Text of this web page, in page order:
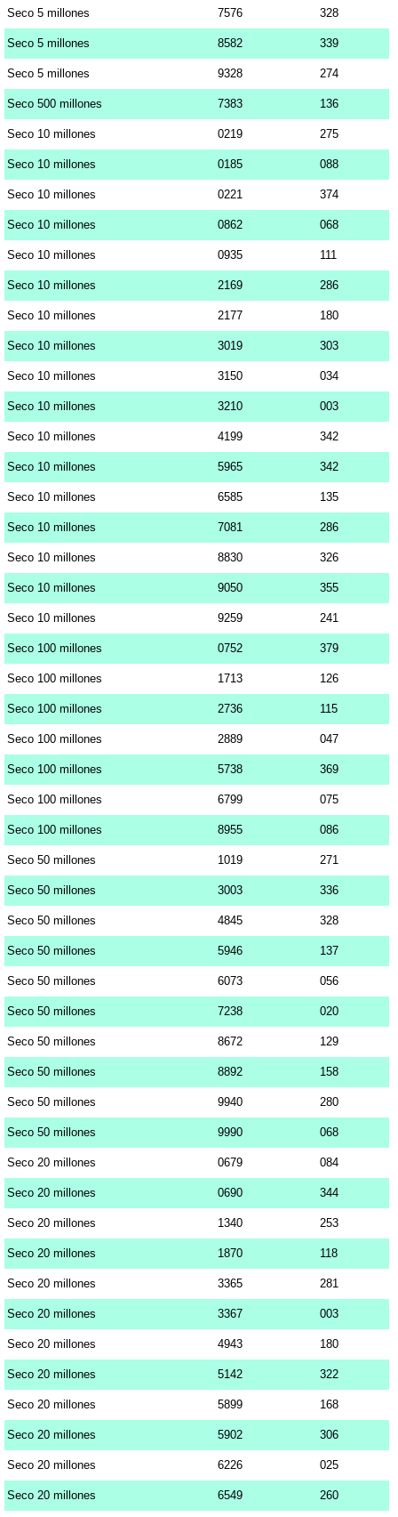
Seco 5 millones 7576 328
Seco 5 millones 8582 339
Seco 5 millones 9328 274
Seco 500 millones 7383 136
Seco 10 millones 0219 275
Seco 10 millones 0185 088
Seco 10 millones 0221 374
Seco 10 millones 0862 068
Seco 10 millones 0935 111
Seco 10 millones 2169 286
Seco 10 millones 2177 180
Seco 10 millones 3019 303
Seco 10 millones 3150 034
Seco 10 millones 3210 003
Seco 10 millones 4199 342
Seco 10 millones 5965 342
Seco 10 millones 6585 135
Seco 10 millones 7081 286
Seco 10 millones 8830 326
Seco 10 millones 9050 355
Seco 10 millones 9259 241
Seco 100 millones 0752 379
Seco 100 millones 1713 126
Seco 100 millones 2736 115
Seco 100 millones 2889 047
Seco 100 millones 5738 369
Seco 100 millones 6799 075
Seco 100 millones 8955 086
Seco 50 millones 1019 271
Seco 50 millones 3003 336
Seco 50 millones 4845 328
Seco 50 millones 5946 137
Seco 50 millones 6073 056
Seco 50 millones 7238 020
Seco 50 millones 8672 129
Seco 50 millones 8892 158
Seco 50 millones 9940 280
Seco 50 millones 9990 068
Seco 20 millones 0679 084
Seco 20 millones 0690 344
Seco 20 millones 1340 253
Seco 20 millones 1870 118
Seco 20 millones 3365 281
Seco 20 millones 3367 003
Seco 20 millones 4943 180
Seco 20 millones 5142 322
Seco 20 millones 5899 168
Seco 20 millones 5902 306
Seco 20 millones 6226 025
Seco 20 millones 6549 260